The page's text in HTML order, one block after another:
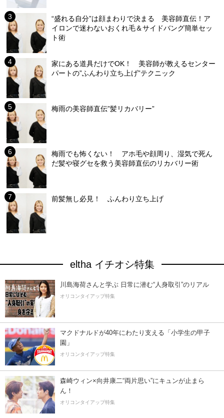
“盛れる自分”は顔まわりで決まる 美容師直伝！ア
イロンで迷わないおくれ毛＆サイドバング簡単セッ
ト術
家にある道具だけでOK！ 美容師が教えるセンター
パートの”ふんわり立ち上げ”テクニック
梅雨の美容師直伝”髪リカバリー”
梅雨でも怖くない！ アホ毛や顔周り、湿気で死ん
だ髪や寝グセを救う美容師直伝のリカバリー術
前髪無し必見！ ふんわり立ち上げ
eltha イチオシ特集
川島海荷さんと学ぶ 日常に潜む“人身取引”のリアル
オリコンタイアップ特集
マクドナルドが40年にわたり支える「小学生の甲子
園」
オリコンタイアップ特集
森崎ウィン×向井康二“両片思い”にキュンが止まら
ん！
オリコンタイアップ特集